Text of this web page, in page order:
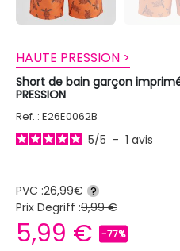
HAUTE PRESSION >
Short de bain garçon
PRESSION
Ref. : E26E0062B
5/5 - 1 avis
PVC :26,99€ ?
Prix Degriff :9,99 €
5,99 € -77%